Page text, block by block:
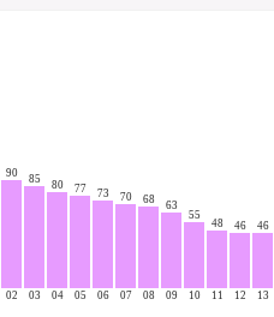
90
02
85
03
80
04
77
05
73
06
70
07
68
08
63
09
55
10
48
11
46
12
46
13